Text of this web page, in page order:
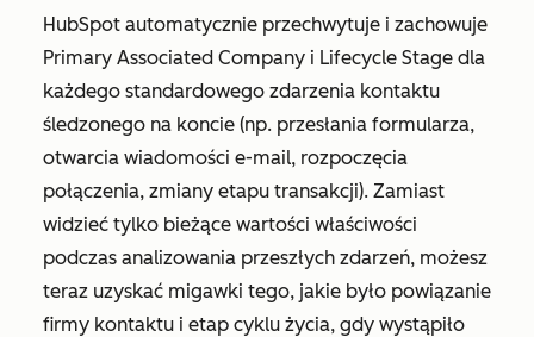
HubSpot automatycznie przechwytuje i zachowuje
Primary Associated Company i Lifecycle Stage dla
każdego standardowego zdarzenia kontaktu
śledzonego na koncie (np. przesłania formularza,
otwarcia wiadomości e-mail, rozpoczęcia
połączenia, zmiany etapu transakcji). Zamiast
widzieć tylko bieżące wartości właściwości
podczas analizowania przeszłych zdarzeń, możesz
teraz uzyskać migawki tego, jakie było powiązanie
firmy kontaktu i etap cyklu życia, gdy wystąpiło